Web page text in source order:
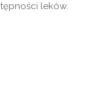
leków.